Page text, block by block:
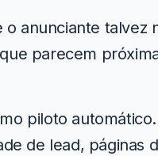
anunciante talvez
parecem
piloto
de lead, páginas